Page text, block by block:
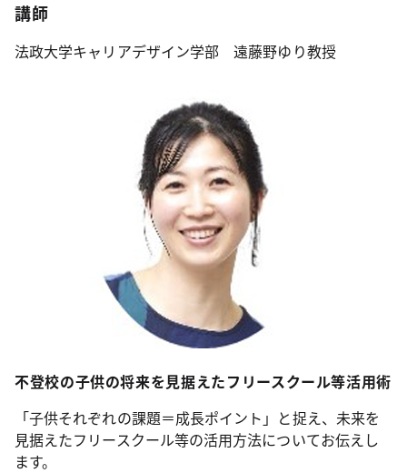
講師
法政大学キャリアデザイン学部 遠藤野ゆり教授
不登校の子供の将来を見据えたフリースクール等活用術
「子供それぞれの課題＝成長ポイント」と捉え、未来を
見据えたフリースクール等の活用方法についてお伝えし
ます。